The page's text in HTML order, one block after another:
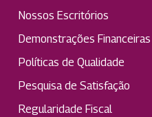
Nossos Escritórios
Demonstrações Financeiras
Políticas de Qualidade
Pesquisa de Satisfação
Regularidade Fiscal